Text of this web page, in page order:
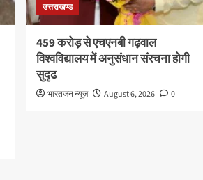
उत्तराखण्ड
459 करोड़ से एचएनबी गढ़वाल
विश्वविद्यालय में अनुसंधान संरचना होगी
सुदृढ
भारतजन न्यूज़ August 6, 2026 0